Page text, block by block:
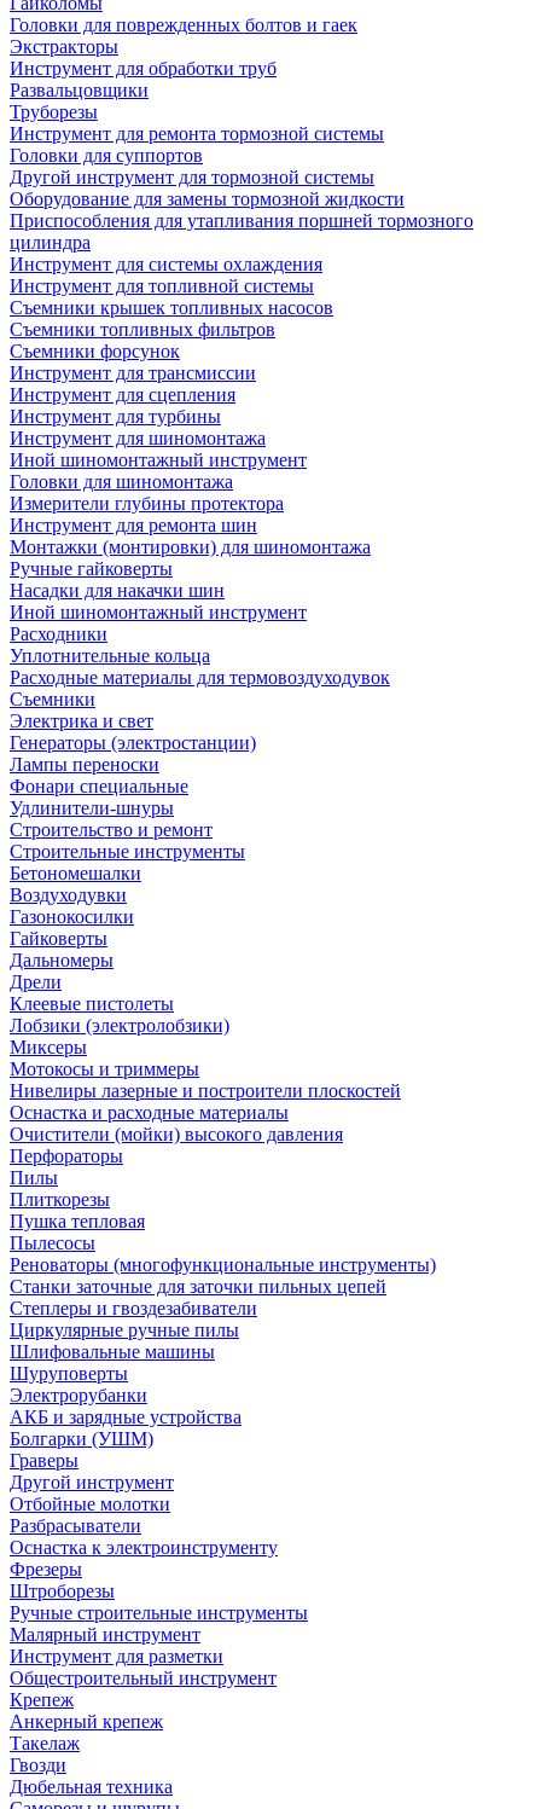
Головки для поврежденных болтов и гаек
Экстракторы
Инструмент для обработки труб
Развальцовщики
Труборезы
Инструмент для ремонта тормозной системы
Головки для суппортов
Другой инструмент для тормозной системы
Оборудование для замены тормозной жидкости
Приспособления для утапливания поршней тормозного
цилиндра
Инструмент для системы охлаждения
Инструмент для топливной системы
Съемники крышек топливных насосов
Съемники топливных фильтров
Съемники форсунок
Инструмент для трансмиссии
Инструмент для сцепления
Инструмент для турбины
Инструмент для шиномонтажа
Иной шиномонтажный инструмент
Головки для шиномонтажа
Измерители глубины протектора
Инструмент для ремонта шин
Монтажки (монтировки) для шиномонтажа
Ручные гайковерты
Насадки для накачки шин
Иной шиномонтажный инструмент
Расходники
Уплотнительные кольца
Расходные материалы для термовоздуходувок
Съемники
Электрика и свет
Генераторы (электростанции)
Лампы переноски
Фонари специальные
Удлинители-шнуры
Строительство и ремонт
Строительные инструменты
Бетономешалки
Воздуходувки
Газонокосилки
Гайковерты
Дальномеры
Дрели
Клеевые пистолеты
Лобзики (электролобзики)
Миксеры
Мотокосы и триммеры
Нивелиры лазерные и построители плоскостей
Оснастка и расходные материалы
Очистители (мойки) высокого давления
Перфораторы
Пилы
Плиткорезы
Пушка тепловая
Пылесосы
Реноваторы (многофункциональные инструменты)
Станки заточные для заточки пильных цепей
Степлеры и гвоздезабиватели
Циркулярные ручные пилы
Шлифовальные машины
Шуруповерты
Электрорубанки
АКБ и зарядные устройства
Болгарки (УШМ)
Граверы
Другой инструмент
Отбойные молотки
Разбрасыватели
Оснастка к электроинструменту
Фрезеры
Штроборезы
Ручные строительные инструменты
Малярный инструмент
Инструмент для разметки
Общестроительный инструмент
Крепеж
Анкерный крепеж
Такелаж
Гвозди
Дюбельная техника